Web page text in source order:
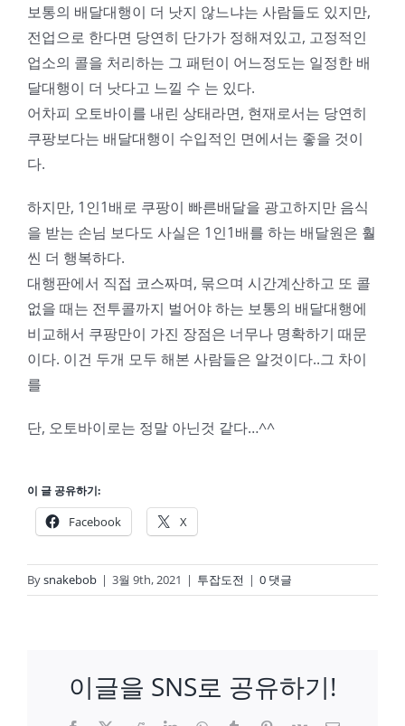
보통의 배달대행이 더 낫지 않느냐는 사람들도 있지만,
전업으로 한다면 당연히 단가가 정해져있고, 고정적인
업소의 콜을 처리하는 그 패턴이 어느정도는 일정한 배
달대행이 더 낫다고 느낄 수 는 있다.
어차피 오토바이를 내린 상태라면, 현재로서는 당연히
쿠팡보다는 배달대행이 수입적인 면에서는 좋을 것이
다.
하지만, 1인1배로 쿠팡이 빠른배달을 광고하지만 음식
을 받는 손님 보다도 사실은 1인1배를 하는 배달원은 훨
씬 더 행복하다.
대행판에서 직접 코스짜며, 묶으며 시간계산하고 또 콜
없을 때는 전투콜까지 벌어야 하는 보통의 배달대행에
비교해서 쿠팡만이 가진 장점은 너무나 명확하기 때문
이다. 이건 두개 모두 해본 사람들은 알것이다..그 차이
를
단, 오토바이로는 정말 아닌것 같다…^^
이 글 공유하기:
Facebook X
Bysnakebob | 3월 9th, 2021 | 투잡도전 | 0 댓글
이글을 SNS로 공유하기!